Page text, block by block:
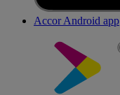
Accor Android app